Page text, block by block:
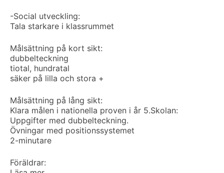
-Social utveckling:
Tala starkare i klassrummet
Målsättning på kort sikt:
dubbelteckning
tiotal, hundratal
säker på lilla och stora +
Målsättning på lång sikt:
Klara målen i nationella proven i år 5.Skolan:
Uppgifter med dubbelteckning.
Övningar med positionssystemet
2-minutare
Föräldrar: